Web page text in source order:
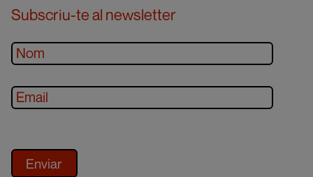
Subscriu-te al newsletter